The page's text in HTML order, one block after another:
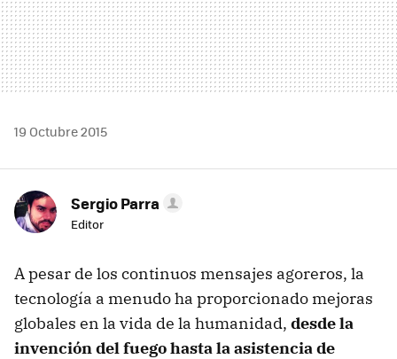
19 Octubre 2015
Sergio Parra
Editor
A pesar de los continuos mensajes agoreros, la
tecnología a menudo ha proporcionado mejoras
globales en la vida de la humanidad, desde la
invención del fuego hasta la asistencia de